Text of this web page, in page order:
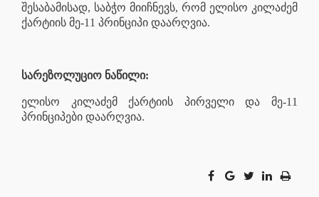
შესაბამისად, საბჭო მიიჩნევს, რომ ელისო კილაძემ
ქარტიის მე-11 პრინციპი დაარღვია.
სარეზოლუციო ნაწილი:
ელისო კილაძემ ქარტიის პირველი და მე-11
პრინციპები დაარღვია.